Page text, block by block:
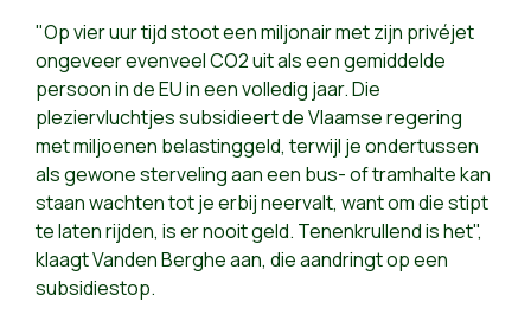
"Op vier uur tijd stoot een miljonair met zijn privéjet
ongeveer evenveel CO2 uit als een gemiddelde
persoon in de EU in een volledig jaar. Die
pleziervluchtjes subsidieert de Vlaamse regering
met miljoenen belastinggeld, terwijl je ondertussen
als gewone sterveling aan een bus- of tramhalte kan
staan wachten tot je erbij neervalt, want om die stipt
te laten rijden, is er nooit geld. Tenenkrullend is het",
klaagt Vanden Berghe aan, die aandringt op een
subsidiestop.